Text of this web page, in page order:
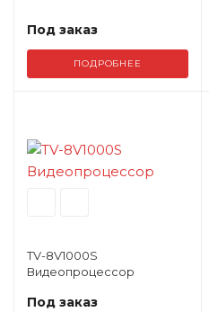
Под заказ
ПОДРОБНЕЕ
TV-8V1000S
Видеопроцессор
Под заказ